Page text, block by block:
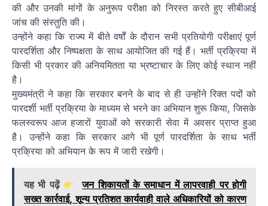
की और उनकी मांगों के अनुरूप परीक्षा को निरस्त करते हुए सीबीआई
जांच की संस्तुति की।
उन्होंने कहा कि राज्य में बीते वर्षों के दौरान सभी प्रतियोगी परीक्षाएं पूर्ण
पारदर्शिता और निष्पक्षता के साथ आयोजित की गई हैं। भर्ती प्रक्रिया में
किसी भी प्रकार की अनियमितता या भ्रष्टाचार के लिए कोई स्थान नहीं
है।
मुख्यमंत्री ने कहा कि सरकार बनने के बाद से ही उन्होंने रिक्त पदों को
पारदर्शी भर्ती प्रक्रिया के माध्यम से भरने का अभियान शुरू किया, जिसके
फलस्वरूप आज हजारों युवाओं को सरकारी सेवा में अवसर प्राप्त हुआ
है। उन्होंने कहा कि सरकार आगे भी पूर्ण पारदर्शिता के साथ भर्ती
प्रक्रिया को अभियान के रूप में जारी रखेगी।
यह भी पढ़ें
जन शिकायतों के समाधान में लापरवाही पर होगी
सख्त कार्रवाई, शून्य प्रतिशत कार्यवाही वाले अधिकारियों को कारण